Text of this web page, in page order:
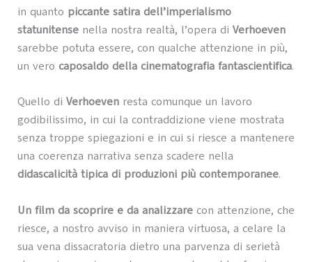
in quanto piccante satira dell’imperialismo
statunitensenella nostra realtà, l’opera di Verhoeven
sarebbe potuta essere, con qualche attenzione in più,
un vero caposaldo della cinematografia fantascientifica.
Quello di Verhoevenresta comunque un lavoro
godibilissimo, in cui la contraddizione viene mostrata
senza troppe spiegazioni e in cui si riesce a mantenere
una coerenza narrativa senza scadere nella
didascalicità tipica di produzioni più contemporanee.
Un film da scoprire e da analizzare con attenzione, che
riesce, a nostro avviso in maniera virtuosa, a celare la
sua vena dissacratoria dietro una parvenza di serietà